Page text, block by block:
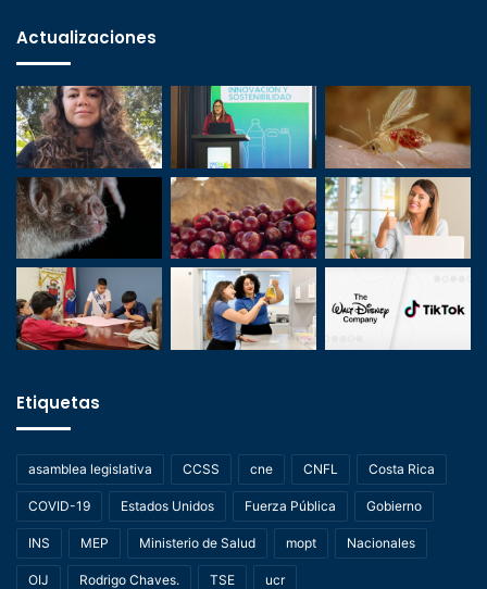
Actualizaciones
Etiquetas
asamblea legislativa CCSS cne CNFL Costa Rica
COVID-19 Estados Unidos Fuerza Pública Gobierno
INS MEP Ministerio de Salud mopt Nacionales
OIJ Rodrigo Chaves. TSE ucr